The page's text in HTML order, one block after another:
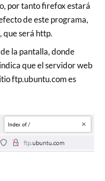
por tanto firefox estará
de este programa,
que será http.
la pantalla, donde
que el servidor web
ftp.ubuntu.com es